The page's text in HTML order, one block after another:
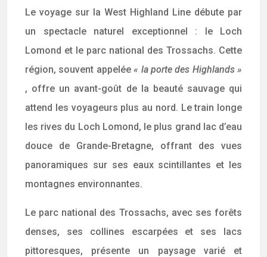
Le voyage sur la West Highland Line débute par
un spectacle naturel exceptionnel : le Loch
Lomond et le parc national des Trossachs. Cette
région, souvent appelée« la porte des Highlands »
, offre un avant-goût de la beauté sauvage qui
attend les voyageurs plus au nord. Le train longe
les rives du Loch Lomond, le plus grand lac d’eau
douce de Grande-Bretagne, offrant des vues
panoramiques sur ses eaux scintillantes et les
montagnes environnantes.
Le parc national des Trossachs, avec ses forêts
denses, ses collines escarpées et ses lacs
pittoresques, présente un paysage varié et